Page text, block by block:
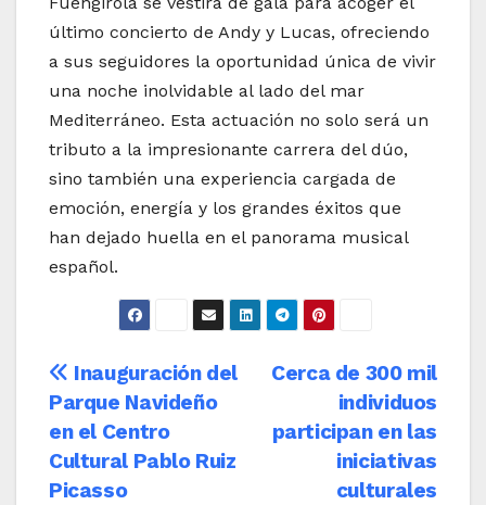
último concierto de Andy y Lucas, ofreciendo
a sus seguidores la oportunidad única de vivir
una noche inolvidable al lado del mar
Mediterráneo. Esta actuación no solo será un
tributo a la impresionante carrera del dúo,
sino también una experiencia cargada de
emoción, energía y los grandes éxitos que
han dejado huella en el panorama musical
español.
Navegación
de
entradas
Cerca de 300 mil
individuos
participan en las
iniciativas
culturales
Inauguración del
Parque Navideño
en el Centro
Cultural Pablo Ruiz
Picasso